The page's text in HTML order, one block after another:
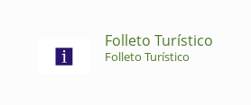
Folleto Turístico
Folleto Turístico